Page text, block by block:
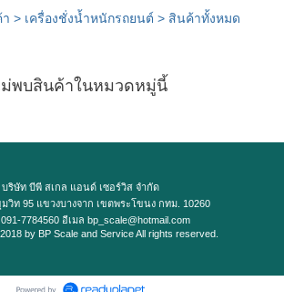
> เครื่องชั่งน้ำหนักรถยนต์ > สินค้าทั้งหมด
ม่พบสินค้าในหมวดหมู่นี้
บริษัท บีพี สเกล แอนด์ เซอร์วิส จำกัด
วิท 95 แขวงบางจาก เขตพระโขนง กทม. 10260
7784560 อีเมล bp_scale@hotmail.com
by BP Scale and Service All rights reserved.